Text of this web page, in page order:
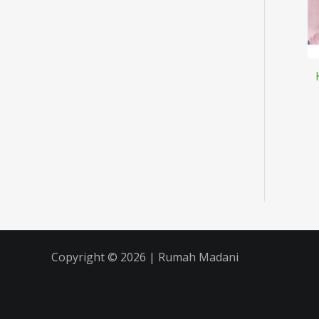
Copyright © 2026 | Rumah Madani